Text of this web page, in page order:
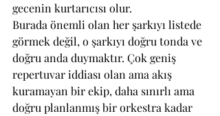
gecenin kurtarıcısı olur.
Burada önemli olan her şarkıyı listede
görmek değil, o şarkıyı doğru tonda ve
doğru anda duymaktır. Çok geniş
repertuvar iddiası olan ama akış
kuramayan bir ekip, daha sınırlı ama
doğru planlanmış bir orkestra kadar